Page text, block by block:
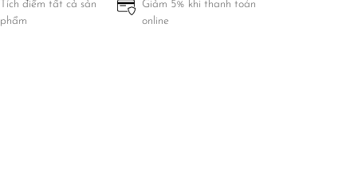
Tích điểm tất cả sản
phẩm
Giảm 5% khi thanh toán
online